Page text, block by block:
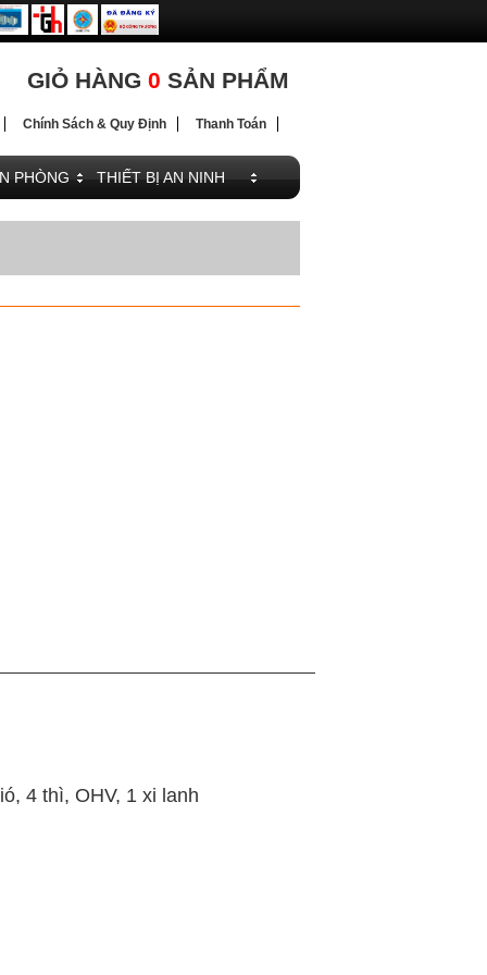
GIỎ HÀNG 0 SẢN PHẨM
Chính Sách & Quy Định Thanh Toán
PHÒNG THIẾT BỊ AN NINH
4 thì, OHV, 1 xi lanh